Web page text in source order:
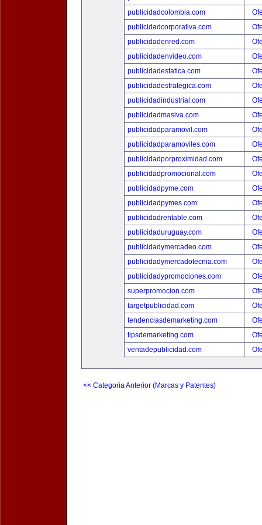
publicidadcolombia.com
publicidadcorporativa.com
publicidadenred.com
publicidadenvideo.com
publicidadestatica.com
publicidadestrategica.com
publicidadindustrial.com
publicidadmasiva.com
publicidadparamovil.com
publicidadparamoviles.com
publicidadporproximidad.com
publicidadpromocional.com
publicidadpyme.com
publicidadpymes.com
publicidadrentable.com
publicidaduruguay.com
publicidadymercadeo.com
publicidadymercadotecnia.com
publicidadypromociones.com
superpromocion.com
targetpublicidad.com
tendenciasdemarketing.com
tipsdemarketing.com
ventadepublicidad.com
<< Categoria Anterior (Marcas y Patentes)